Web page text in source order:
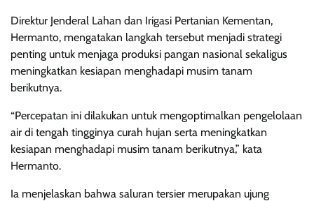
Direktur Jenderal Lahan dan Irigasi Pertanian Kementan,
Hermanto, mengatakan langkah tersebut menjadi strategi
penting untuk menjaga produksi pangan nasional sekaligus
meningkatkan kesiapan menghadapi musim tanam
berikutnya.
“Percepatan ini dilakukan untuk mengoptimalkan pengelolaan
air di tengah tingginya curah hujan serta meningkatkan
kesiapan menghadapi musim tanam berikutnya,” kata
Hermanto.
Ia menjelaskan bahwa saluran tersier merupakan ujung